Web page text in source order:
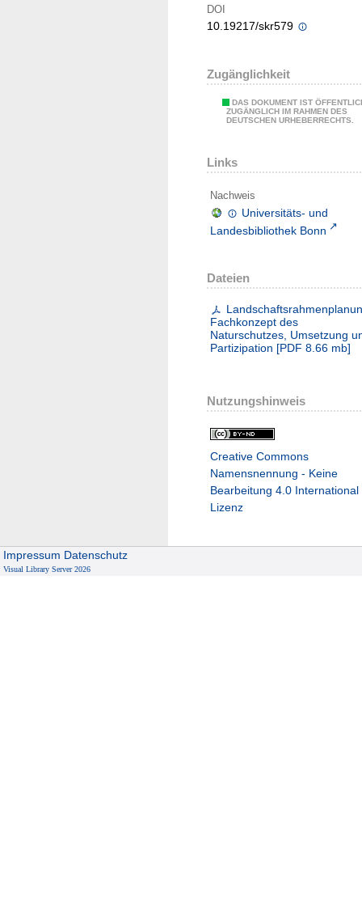
DOI
10.19217/skr579
Zugänglichkeit
DAS DOKUMENT IST
ZUGÄNGLICH IM RAHMEN DES
DEUTSCHEN URHEBERRECHTS.
Links
Nachweis
Universitäts- und
Landesbibliothek Bonn
Dateien
Fachkonzept des
Naturschutzes, Umsetzung
Partizipation [PDF 8.66 mb]
Nutzungshinweis
Creative Commons
Namensnennung - Keine
Bearbeitung 4.0 International
Lizenz
Impressum Datenschutz
Visual Library Server 2026